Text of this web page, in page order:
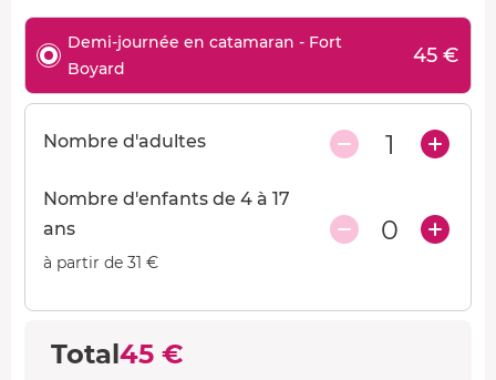
Demi-journée en catamaran - Fort
Boyard
45 €
Nombre d'adultes 1
Nombre d'enfants de 4 à 17
ans
à partir de 31 €
0
Total45 €